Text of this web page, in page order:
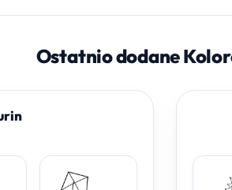
Ostatnio dodane